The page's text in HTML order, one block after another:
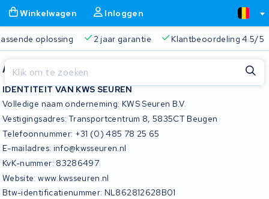
Winkelwagen Inloggen
oplossing 2 jaar garantie Klantbeoordeling 4.5/5
Algemene voorwaarden KWS Seuren
IDENTITEIT VAN KWS SEUREN
Volledige naam onderneming: KWS Seuren B.V.
Vestigingsadres: Transportcentrum 8, 5835CT Beugen
Telefoonnummer: +31 (0) 485 78 25 65
E-mailadres: info@kwsseuren.nl
KvK-nummer: 83286497
Website: www.kwsseuren.nl
Btw-identificatienummer: NL862812628B01
Winkelwagen
Je winkelwagen is leeg.
Gratis verzending
Sluiten
Begin te typen in de zoekbalk om te zoeken